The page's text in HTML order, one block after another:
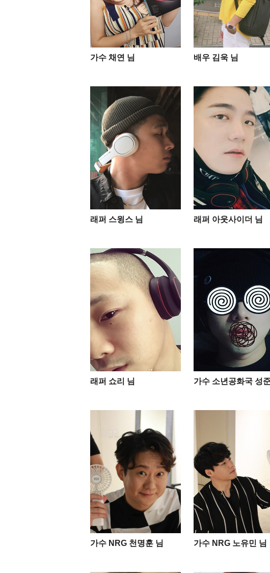
가수 채연 님 배우 김욱 님​
래퍼 스윙스 님 래퍼 아웃사이더 님
래퍼 쇼리 님 가수 소년공화국 성
가수 NRG 천명훈 님 가수 NRG 노유민 님